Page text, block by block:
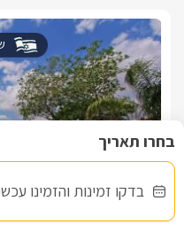
בדקו זמינות והזמינו